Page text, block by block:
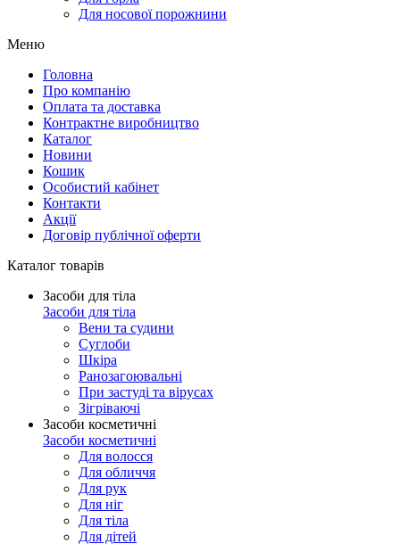
Для носової порожнини
Меню
Головна
Про компанію
Оплата та доставка
Контрактне виробництво
Каталог
Новини
Кошик
Особистий кабінет
Контакти
Акції
Договір публічної оферти
Каталог товарів
Засоби для тіла
Засоби для тіла
Вени та судини
Суглоби
Шкіра
Ранозагоювальні
При застуді та вірусах
Зігріваючі
Засоби косметичні
Засоби косметичні
Для волосся
Для обличчя
Для рук
Для ніг
Для тіла
Для дітей